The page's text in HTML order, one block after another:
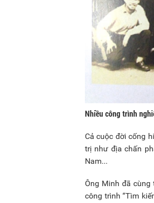
Nhiều công trình
Cả cuộc đời cống
trị như địa chấn
Nam...
Ông Minh đã
công trình “Tìm